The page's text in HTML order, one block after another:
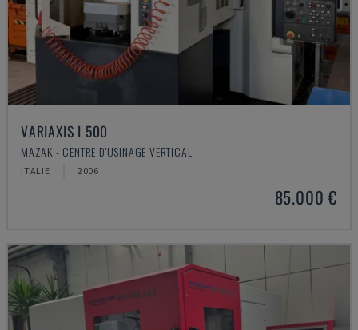
VARIAXIS I 500
MAZAK - CENTRE D'USINAGE VERTICAL
ITALIE 2006
85.000 €